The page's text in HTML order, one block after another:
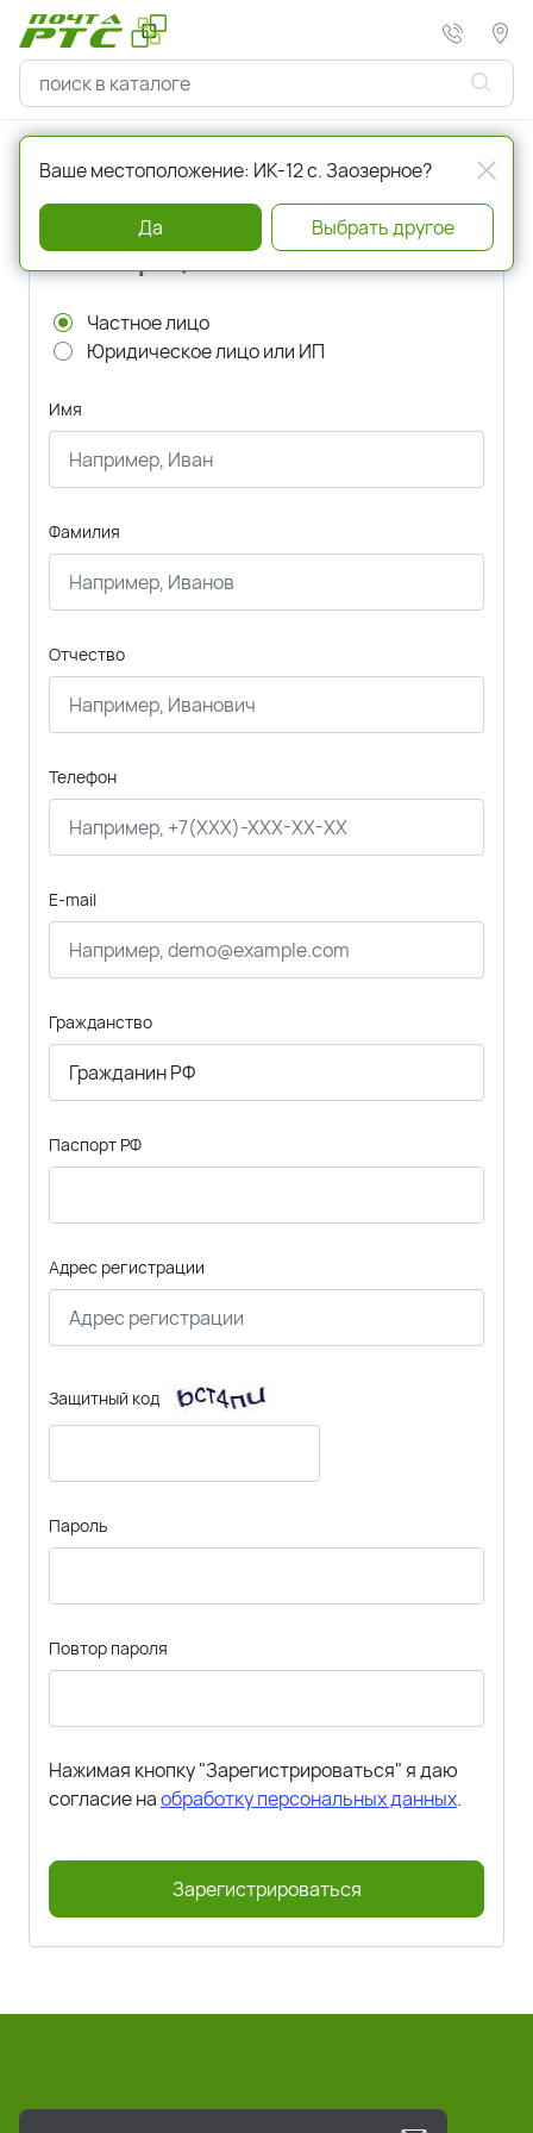
Главная Регистрация
Регистрация
Частное лицо
Юридическое лицо или ИП
Имя
Фамилия
Отчество
Телефон
E-mail
Гражданство
Паспорт РФ
Адрес регистрации
Защитный код
Пароль
Повтор пароля
Нажимая кнопку "Зарегистрироваться" я даю
согласие наобработку персональных данных.
Зарегистрироваться
Ваше местоположение: ИК-12 с. Заозерное?
Да Выбрать другое